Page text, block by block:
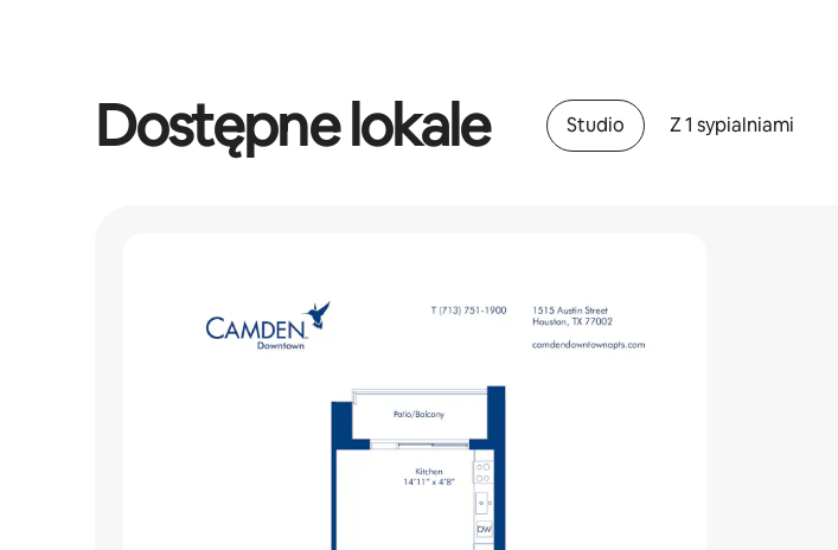
Dostępne lokale Studio Z 1 sypialniami